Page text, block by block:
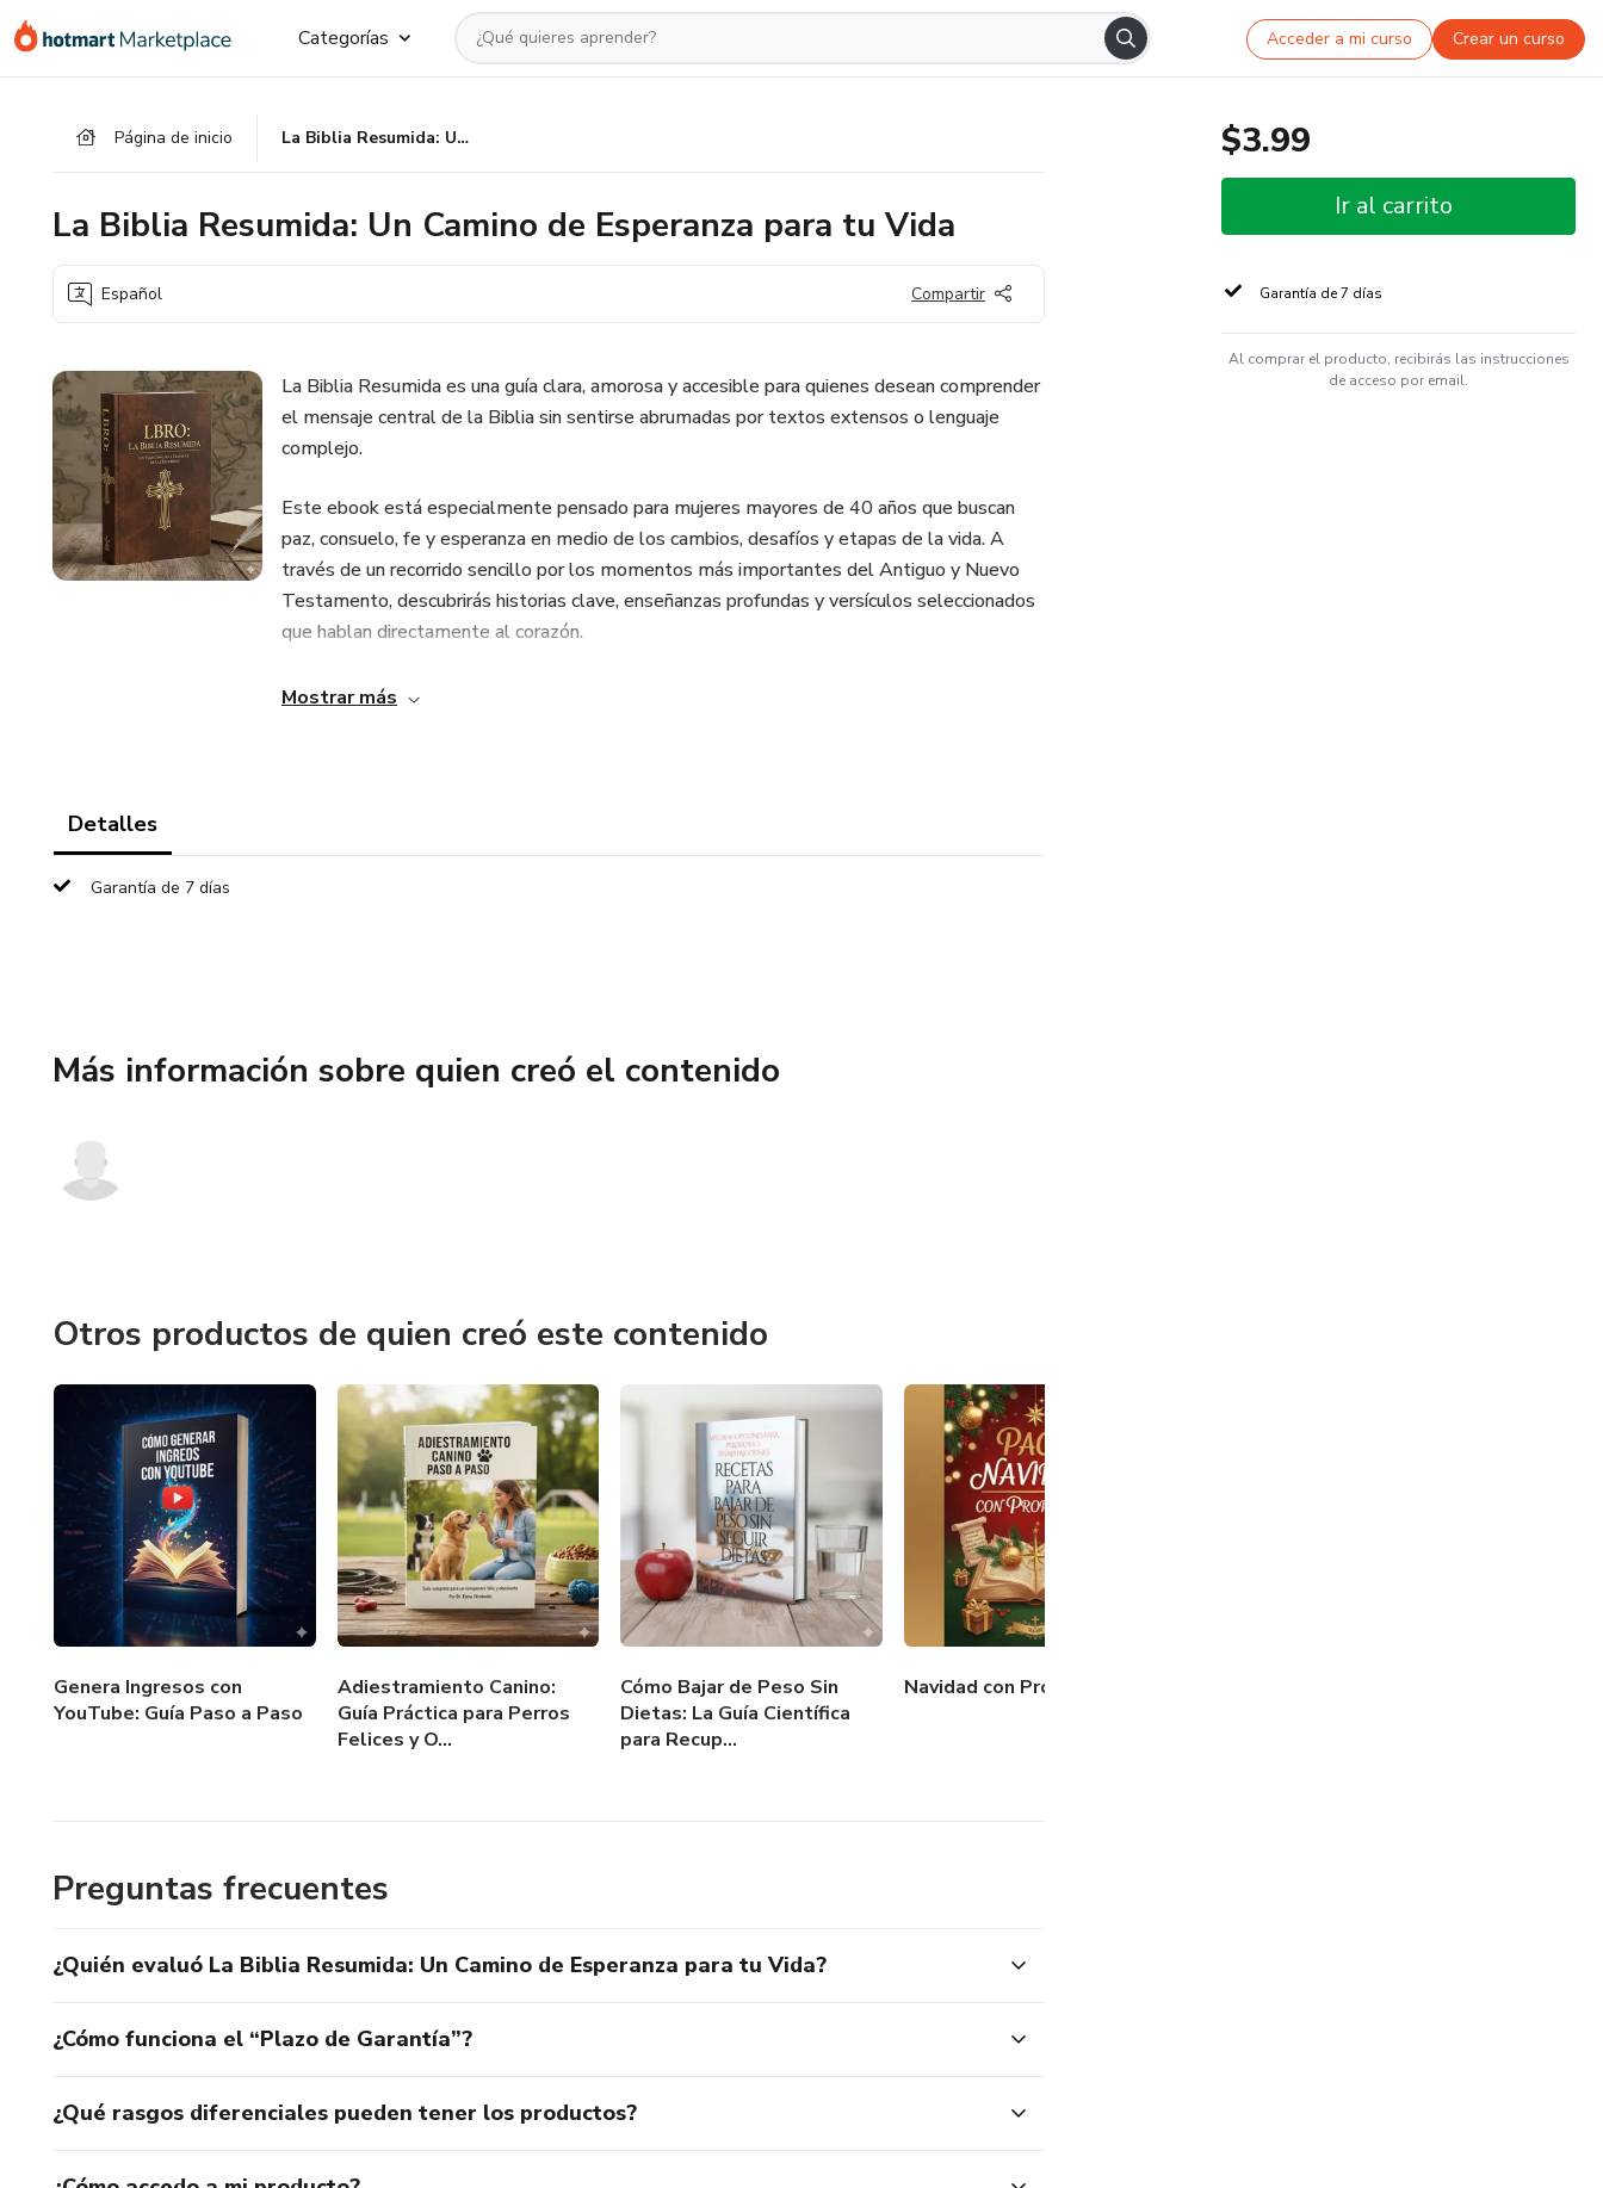
Categorías Acceder a mi curso Crear un curso
Página de inicio La Biblia Resumida: Un Camino de Esperanza para tu Vida
La Biblia Resumida: Un Camino de Esperanza para tu Vida
Español Compartir
La Biblia Resumida es una guía clara, amorosa y accesible para quienes desean comprender
el mensaje central de la Biblia sin sentirse abrumadas por textos extensos o lenguaje
complejo.
Este ebook está especialmente pensado para mujeres mayores de 40 años que buscan
paz, consuelo, fe y esperanza en medio de los cambios, desafíos y etapas de la vida. A
través de un recorrido sencillo por los momentos más importantes del Antiguo y Nuevo
Testamento, descubrirás historias clave, enseñanzas profundas y versículos seleccionados
que hablan directamente al corazón.
Aquí no encontrarás juicios ni explicaciones complicadas, sino reflexiones cercanas que te
Mostrar más
Detalles
Garantía de 7 días
Más información sobre quien creó el contenido
Otros productos de quien creó este contenido
Genera Ingresos con
YouTube: Guía Paso a Paso
Adiestramiento Canino:
Guía Práctica para Perros
Felices y O...
Cómo Bajar de Peso Sin
Dietas: La Guía Científica
para Recup...
Navidad con Propósito
Preguntas frecuentes
¿Quién evaluó La Biblia Resumida: Un Camino de Esperanza para tu Vida?
¿Cómo funciona el “Plazo de Garantía”?
¿Qué rasgos diferenciales pueden tener los productos?
$3.99
Ir al carrito
Garantía de 7 días
Al comprar el producto, recibirás las instrucciones
de acceso por email.